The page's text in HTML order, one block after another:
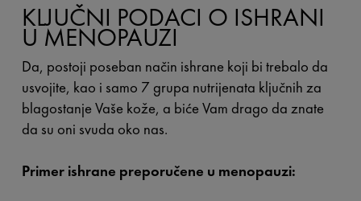
KLJUČNI PODACI O ISHRANI
U MENOPAUZI
Da, postoji poseban način ishrane koji bi trebalo da
usvojite, kao i samo 7 grupa nutrijenata ključnih za
blagostanje Vaše kože, a biće Vam drago da znate
da su oni svuda oko nas.
Primer ishrane preporučene u menopauzi: